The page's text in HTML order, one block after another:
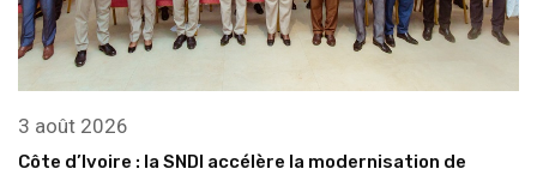
3 août 2026
Côte d’Ivoire : la SNDI accélère la modernisation de